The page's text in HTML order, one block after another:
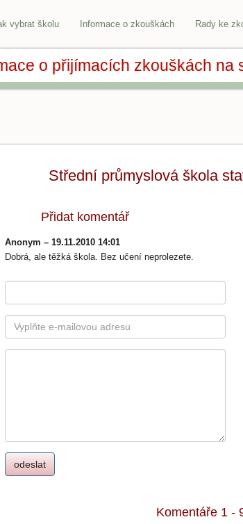
vybrat školu Informace o zkouškách Rady ke
o přijímacích zkouškách na
Střední průmyslová škola
Přidat komentář
Anonym – 19.11.2010 14:01
Dobrá, ale těžká škola. Bez učení neprolezete.
Komentáře 1 -